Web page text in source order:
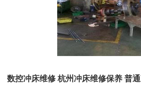
数控冲床维修 杭州冲床维修保养 普